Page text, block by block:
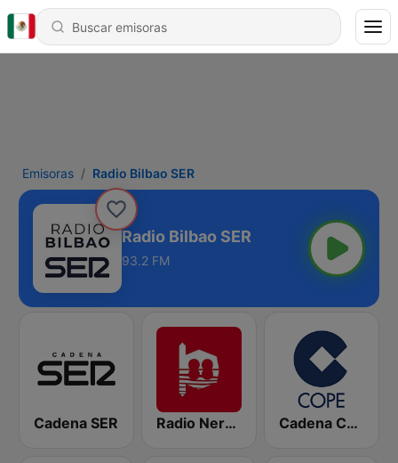
Emisoras Radio Bilbao SER
Radio Bilbao SER
93.2 FM
Cadena SER Radio Nervion Cadena COPE